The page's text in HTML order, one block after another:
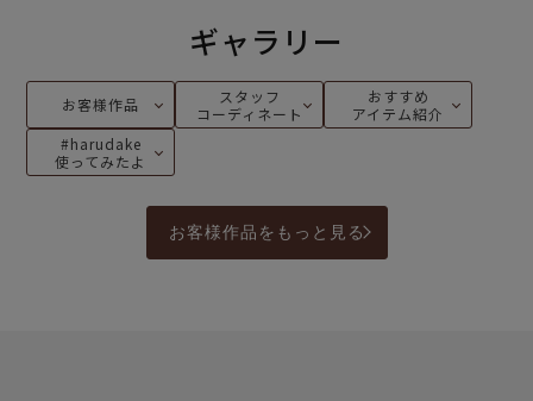
ギャラリー
お客様作品
スタッフ
コーディネート
おすすめ
アイテム紹介
#harudake
使ってみたよ
お客様作品をもっと見る